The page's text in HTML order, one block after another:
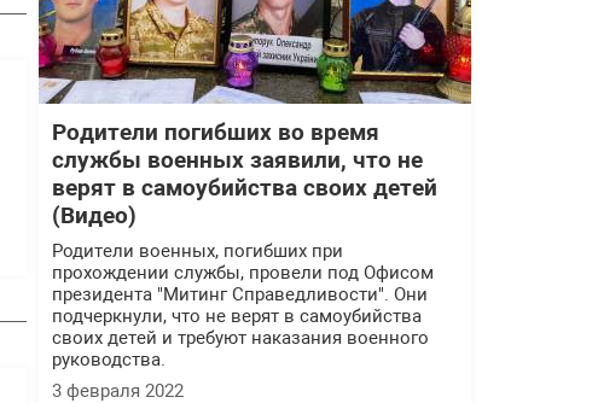
Родители погибших во время
службы военных заявили, что не
верят в самоубийства своих детей
(Видео)
Родители военных, погибших при
прохождении службы, провели под Офисом
президента "Митинг Справедливости". Они
подчеркнули, что не верят в самоубийства
своих детей и требуют наказания военного
руководства.
3 февраля 2022